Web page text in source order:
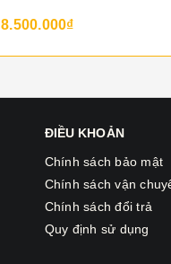
8.500.000₫
ĐIỀU KHOẢN
Chính sách bảo mật
Chính sách vận
Chính sách đổi trả
Quy định sử dụng